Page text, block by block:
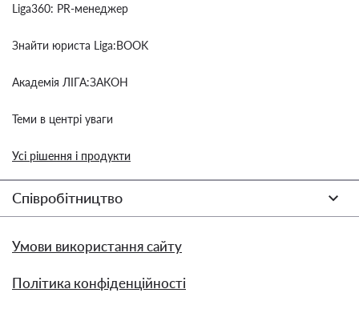
Liga360: PR-менеджер
Знайти юриста Liga:BOOK
Академія ЛІГА:ЗАКОН
Теми в центрі уваги
Усі рішення і продукти
Співробітництво
Умови використання сайту
Політика конфіденційності